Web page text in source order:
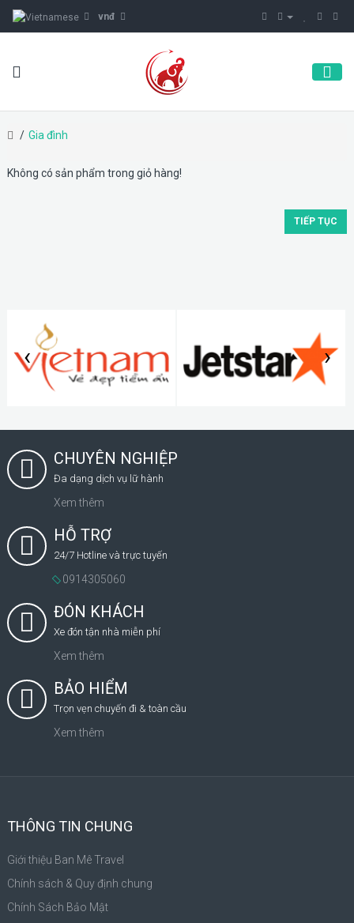
vnđ
Gia đình
Không có sản phẩm trong giỏ hàng!
TIẾP TỤC
‹ ›
CHUYÊN NGHIỆP
Đa dạng dịch vụ lữ hành
Xem thêm
HỖ TRỢ
24/7 Hotline và trực tuyến
0914305060
ĐÓN KHÁCH
Xe đón tận nhà miễn phí
Xem thêm
BẢO HIỂM
Trọn vẹn chuyến đi & toàn cầu
Xem thêm
THÔNG TIN CHUNG
Giới thiệu Ban Mê Travel
Chính sách & Quy định chung
Chính Sách Bảo Mật